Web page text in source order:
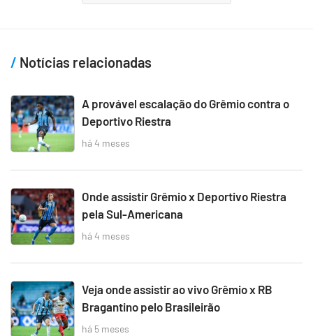
Notícias relacionadas
A provável escalação do Grêmio contra o
Deportivo Riestra
há 4 meses
Onde assistir Grêmio x Deportivo Riestra
pela Sul-Americana
há 4 meses
Veja onde assistir ao vivo Grêmio x RB
Bragantino pelo Brasileirão
há 5 meses